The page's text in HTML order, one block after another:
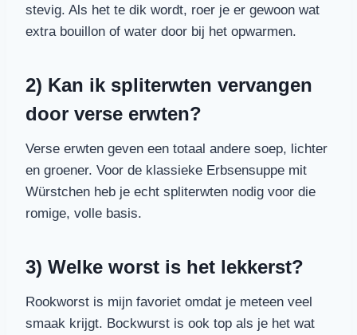
stevig. Als het te dik wordt, roer je er gewoon wat
extra bouillon of water door bij het opwarmen.
2) Kan ik spliterwten vervangen
door verse erwten?
Verse erwten geven een totaal andere soep, lichter
en groener. Voor de klassieke Erbsensuppe mit
Würstchen heb je echt spliterwten nodig voor die
romige, volle basis.
3) Welke worst is het lekkerst?
Rookworst is mijn favoriet omdat je meteen veel
smaak krijgt. Bockwurst is ook top als je het wat